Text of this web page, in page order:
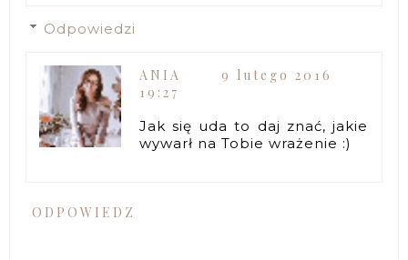
Odpowiedzi
ANIA
9 lutego 2016
19:27
Jak się uda to daj znać, jakie
wywarł na Tobie wrażenie :)
ODPOWIEDZ